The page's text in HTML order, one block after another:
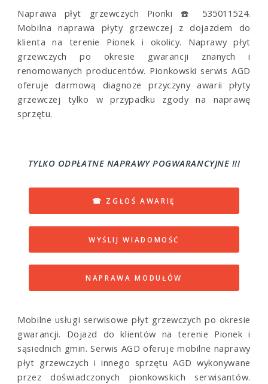
Naprawa płyt grzewczych Pionki ☎️ 535011524.
Mobilna naprawa płyty grzewczej z dojazdem do
klienta na terenie Pionek i okolicy. Naprawy płyt
grzewczych po okresie gwarancji znanych i
renomowanych producentów. Pionkowski serwis AGD
oferuje darmową diagnoze przyczyny awarii płyty
grzewczej tylko w przypadku zgody na naprawę
sprzętu.
TYLKO ODPŁATNE NAPRAWY POGWARANCYJNE !!!
☎ ZGŁOŚ AWARIĘ
WYŚLIJ WIADOMOŚĆ
NAPRAWA MODUŁÓW
Mobilne usługi serwisowe płyt grzewczych po okresie
gwarancji. Dojazd do klientów na terenie Pionek i
sąsiednich gmin. Serwis AGD oferuje mobilne naprawy
płyt grzewczych i innego sprzętu AGD wykonywane
przez doświadczonych pionkowskich serwisantów.